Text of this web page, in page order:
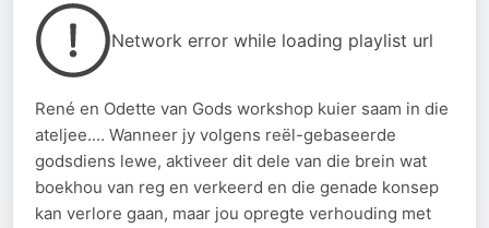
Network error while loading playlist url
René en Odette van Gods workshop kuier saam in die
ateljee.... Wanneer jy volgens reël-gebaseerde
godsdiens lewe, aktiveer dit dele van die brein wat
boekhou van reg en verkeerd en die genade konsep
kan verlore gaan, maar jou opregte verhouding met